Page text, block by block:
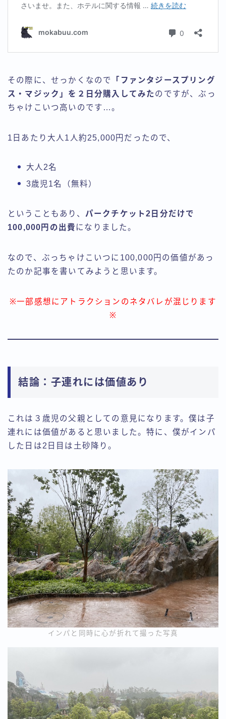
その際に、せっかくなので
「ファンタジースプリング
ス・マジック」を２日分購入してみた のですが、ぶっ
ちゃけこいつ高いのです…。
1日あたり大人1人約25,000円だったので、
大人2名
3歳児1名（無料）
ということもあり、 パークチケット2日分だけで
100,000円の出費 になりました。
なので、ぶっちゃけこいつに100,000円の価値があっ
たのか記事を書いてみようと思います。
※一部感想にアトラクションのネタバレが混じります
※
結論：子連れには価値あり
これは３歳児の父親としての意見になります。僕は子
連れには価値があると思いました。特に、僕がインパ
した日は2日目は土砂降り。
インパと同時に心が折れて撮った写真